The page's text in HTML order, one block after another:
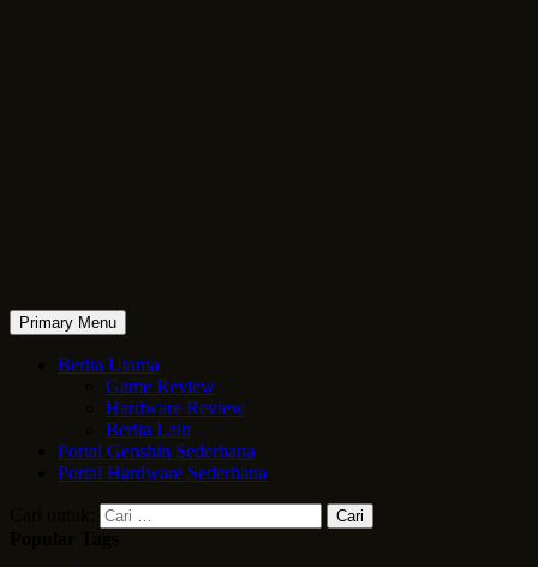
Primary Menu
Berita Utama
Game Review
Hardware Review
Berita Lain
Portal Genshin Sederhana
Portal Hardware Sederhana